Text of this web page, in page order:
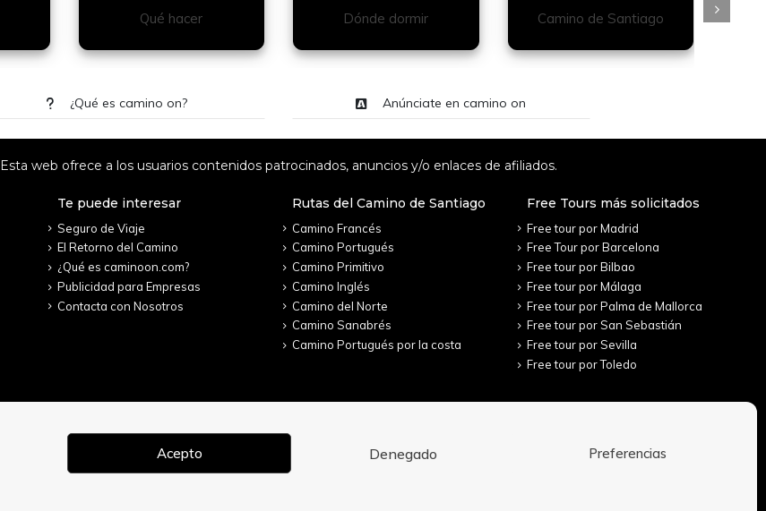
Acepto Denegado Preferencias
Qué hacer Dónde dormir Camino de Santiago
¿Qué es camino on? Anúnciate en camino on
Esta web ofrece a los usuarios contenidos patrocinados, anuncios y/o enlaces de afiliados.
Te puede interesar
Seguro de Viaje
El Retorno del Camino
¿Qué es caminoon.com?
Publicidad para Empresas
Contacta con Nosotros
Rutas del Camino de Santiago
Camino Francés
Camino Portugués
Camino Primitivo
Camino Inglés
Camino del Norte
Camino Sanabrés
Camino Portugués por la costa
Free Tours más solicitados
Free tour por Madrid
Free Tour por Barcelona
Free tour por Bilbao
Free tour por Málaga
Free tour por Palma de Mallorca
Free tour por San Sebastián
Free tour por Sevilla
Free tour por Toledo
Aviso Legal
Condiciones de contratación